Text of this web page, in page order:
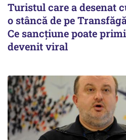
Turistul care a desenat
o stâncă de pe
Ce sancțiune poate
devenit viral